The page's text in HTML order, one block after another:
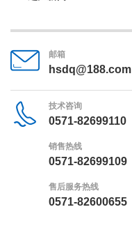
邮箱
hsdq@188.com
技术咨询
0571-82699110
销售热线
0571-82699109
售后服务热线
0571-82600655